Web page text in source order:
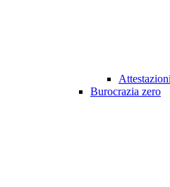
Burocrazia zero